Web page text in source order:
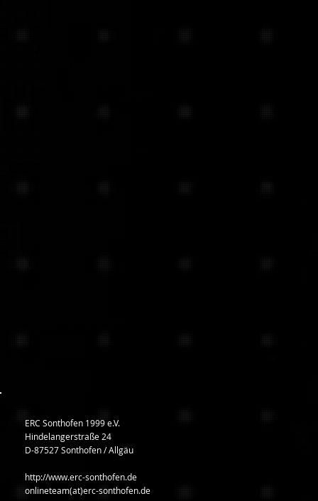
ERC Sonthofen 1999 e.V.
Hindelangerstraße 24
D-87527 Sonthofen / Allgäu
http://www.erc-sonthofen.de
onlineteam(at)erc-sonthofen.de